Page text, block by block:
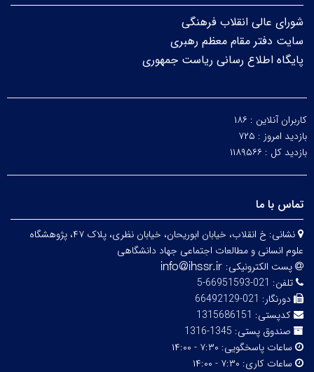
شورای عالی انقلاب فرهنگی
سایت دفتر مقام معظم رهبری
پایگاه اطلاع رسانی ریاست جمهوری
کاربران آنلاین : ۱۸۶
بازدید امروز : ۷۲۵
بازدید کل : ۱۱۸۹۵۶۶
تماس با ما
نشانی:
خ انقلاب، خیابان ابوریحان، خیابان نظری، پلاک ۴۷، پژوهشگاه
علوم انسانی و مطالعات اجتماعی جهاد دانشگاهی
پست الکترونیکی:
تلفن: 021-66951593-5
دورنگار: 021-66492129
کدپستی: 1315686151
صندوق پستی: 1345-1316
ساعات پاسخگویی: ۷:۳۰ - ۱۴:۰۰
ساعات کاری: ۷:۳۰ - ۱۴:۰۰